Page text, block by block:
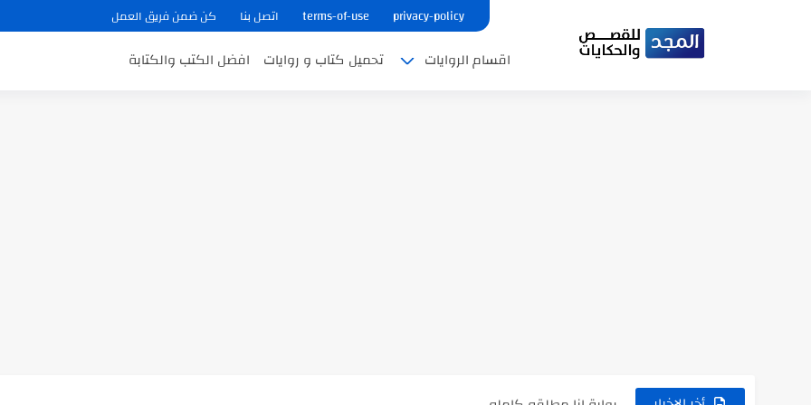
privacy-policy
terms-of-use اتصل بنا كن ضمن فريق العمل
اقسام الروايات تحميل كتاب و روايات افضل الكتب والكتابة